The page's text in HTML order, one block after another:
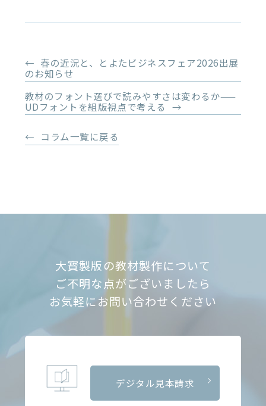
春の近況と、とよたビジネスフェア2026出展
のお知らせ
教材のフォント選びで読みやすさは変わるか——
UDフォントを組版視点で考える
コラム一覧に戻る
大寳製版の教材製作について
ご不明な点がございましたら
お気軽にお問い合わせください
デジタル見本請求